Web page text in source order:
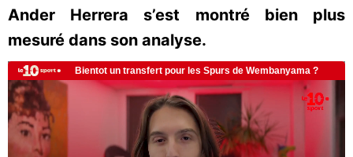
Ander Herrera s’est montré bien plus
mesuré dans son analyse.